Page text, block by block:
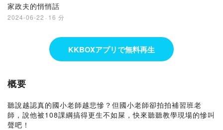
家政夫的悄悄話
2024-06-22 · 16 分
KKBOXアプリで無料再生
概要
聽說越認真的國小老師越悲慘？但國小老師卻拍拍補習班老
師，說他被108課綱搞得更生不如屎，快來聽聽教學現場的慘叫
聲吧！